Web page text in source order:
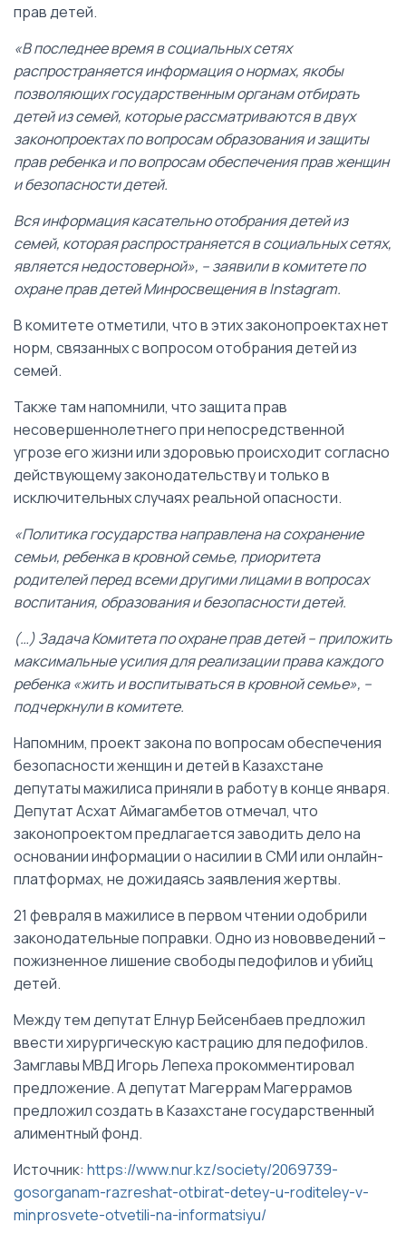
прав детей.
«В последнее время в социальных сетях
распространяется информация о нормах, якобы
позволяющих государственным органам отбирать
детей из семей, которые рассматриваются в двух
законопроектах по вопросам образования и защиты
прав ребенка и по вопросам обеспечения прав женщин
и безопасности детей.
Вся информация касательно отобрания детей из
семей, которая распространяется в социальных сетях,
является недостоверной», – заявили в комитете по
охране прав детей Минросвещения в Instagram.
В комитете отметили, что в этих законопроектах нет
норм, связанных с вопросом отобрания детей из
семей.
Также там напомнили, что защита прав
несовершеннолетнего при непосредственной
угрозе его жизни или здоровью происходит согласно
действующему законодательству и только в
исключительных случаях реальной опасности.
«Политика государства направлена на сохранение
семьи, ребенка в кровной семье, приоритета
родителей перед всеми другими лицами в вопросах
воспитания, образования и безопасности детей.
(…) Задача Комитета по охране прав детей – приложить
максимальные усилия для реализации права каждого
ребенка «жить и воспитываться в кровной семье», –
подчеркнули в комитете.
Напомним, проект закона по вопросам обеспечения
безопасности женщин и детей в Казахстане
депутаты мажилиса приняли в работу в конце января.
Депутат Асхат Аймагамбетов отмечал, что
законопроектом предлагается заводить дело на
основании информации о насилии в СМИ или онлайн-
платформах, не дожидаясь заявления жертвы.
21 февраля в мажилисе в первом чтении одобрили
законодательные поправки. Одно из нововведений –
пожизненное лишение свободы педофилов и убийц
детей.
Между тем депутат Елнур Бейсенбаев предложил
ввести хирургическую кастрацию для педофилов.
Замглавы МВД Игорь Лепеха прокомментировал
предложение. А депутат Магеррам Магеррамов
предложил создать в Казахстане государственный
алиментный фонд.
Источник: https://www.nur.kz/society/2069739-
gosorganam-razreshat-otbirat-detey-u-roditeley-v-
minprosvete-otvetili-na-informatsiyu/